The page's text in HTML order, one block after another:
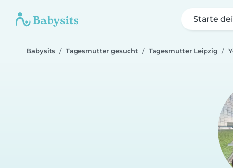
Starte
Babysits Tagesmutter gesucht Tagesmutter Leipzig